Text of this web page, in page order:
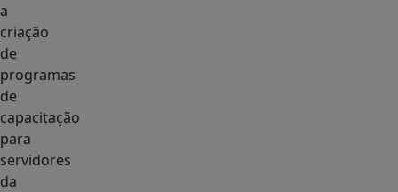
a
criação
de
programas
de
capacitação
para
servidores
da